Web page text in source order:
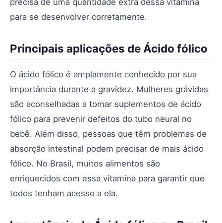
precisa de uma quantidade extra dessa vitamina
para se desenvolver corretamente.
Principais aplicações de Ácido fólico
O ácido fólico é amplamente conhecido por sua
importância durante a gravidez. Mulheres grávidas
são aconselhadas a tomar suplementos de ácido
fólico para prevenir defeitos do tubo neural no
bebê. Além disso, pessoas que têm problemas de
absorção intestinal podem precisar de mais ácido
fólico. No Brasil, muitos alimentos são
enriquecidos com essa vitamina para garantir que
todos tenham acesso a ela.